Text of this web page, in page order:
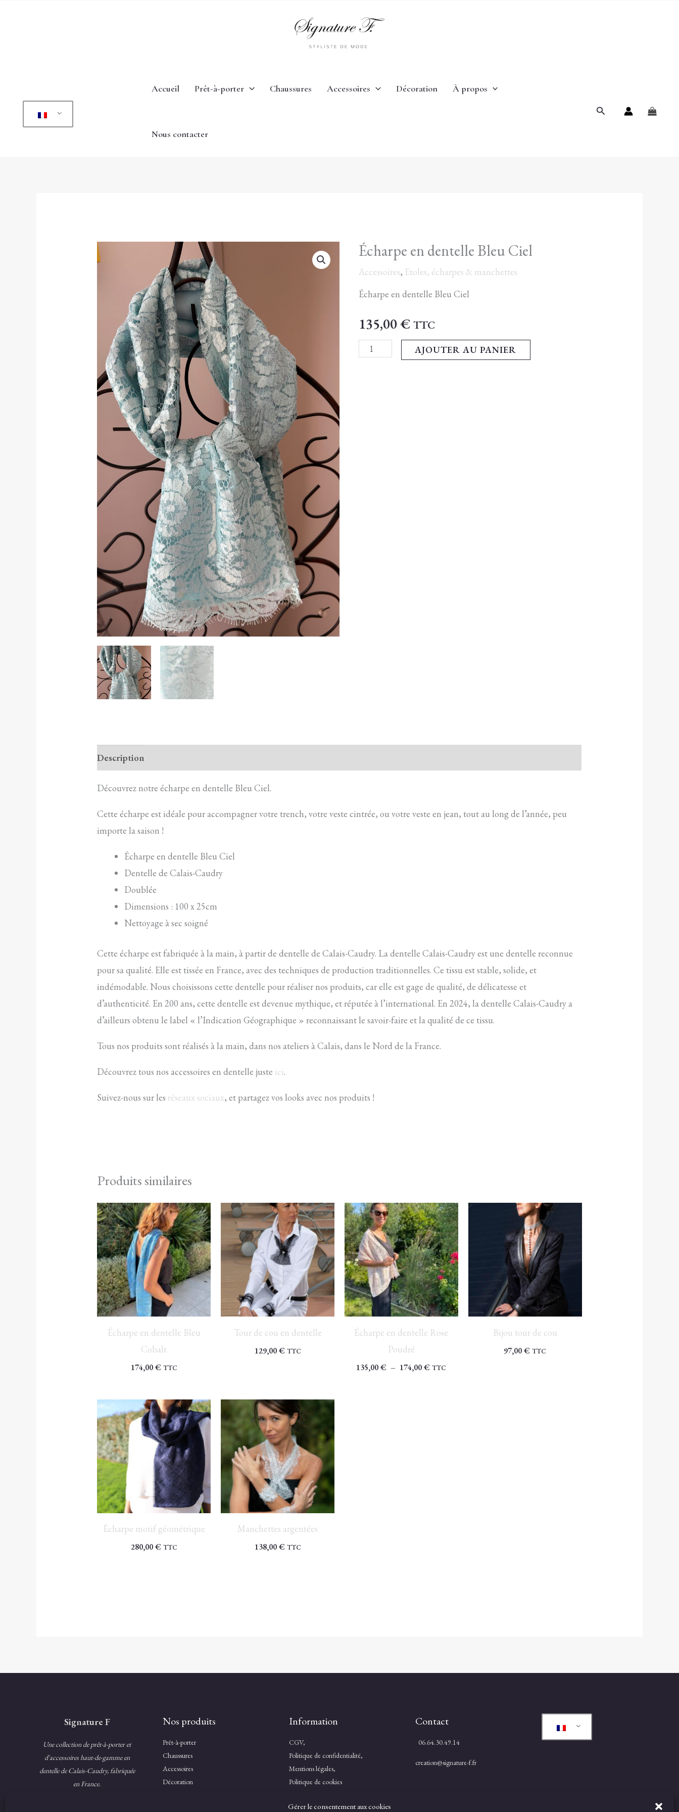
Gérer le consentement aux cookies
Accueil Prêt-à-porter Chaussures Accessoires Décoration À propos
Nous contacter
Rechercher
Écharpe en dentelle Bleu Ciel
Accessoires, Etoles, écharpes & manchettes
Écharpe en dentelle Bleu Ciel
135,00€ TTC
quantité
de
en
Bleu
Ciel
AJOUTER AU PANIER
Description
Découvrez notre écharpe en dentelle Bleu Ciel.
Cette écharpe est idéale pour accompagner votre trench, votre veste cintrée, ou votre veste en jean, tout au long de l’année, peu
importe la saison !
Écharpe en dentelle Bleu Ciel
Dentelle de Calais-Caudry
Doublée
Dimensions : 100 x 25cm
Nettoyage à sec soigné
Cette écharpe est fabriquée à la main, à partir de dentelle de Calais-Caudry. La dentelle Calais-Caudry est une dentelle reconnue
pour sa qualité. Elle est tissée en France, avec des techniques de production traditionnelles. Ce tissu est stable, solide, et
indémodable. Nous choisissons cette dentelle pour réaliser nos produits, car elle est gage de qualité, de délicatesse et
d’authenticité. En 200 ans, cette dentelle est devenue mythique, et réputée à l’international. En 2024, la dentelle Calais-Caudry a
d’ailleurs obtenu le label « l’Indication Géographique » reconnaissant le savoir-faire et la qualité de ce tissu.
Tous nos produits sont réalisés à la main, dans nos ateliers à Calais, dans le Nord de la France.
Découvrez tous nos accessoires en dentelle juste ici.
Suivez-nous sur les réseaux sociaux, et partagez vos looks avec nos produits !
Produits similaires
Écharpe en dentelle Bleu
Cobalt
174,00€ TTC
Tour de cou en dentelle
129,00€ TTC
Écharpe en dentelle Rose
Poudré
135,00€ – 174,00€
Plage
de
prix :
135,00 €
à
174,00 €
TTC
Bijou tour de cou
97,00€ TTC
Écharpe motif géométrique
280,00€ TTC
Manchettes argentées
138,00€ TTC
Signature F
Une collection de prêt-à-porter et
d'accessoires haut-de-gamme en
dentelle de Calais-Caudry, fabriquée
en France.
Nos produits
Prêt-à-porter
Chaussures
Accessoires
Décoration
Information
CGV,
Politique de confidentialité,
Mentions légales,
Politique de cookies
Contact
06.64.30.49.14
creation@signature-f.fr